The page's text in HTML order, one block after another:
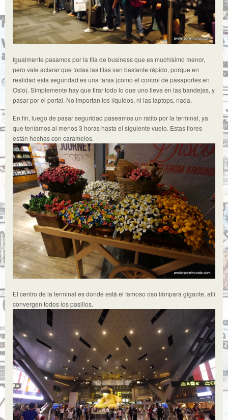
Igualmente pasamos por la fila de business que es muchísimo menor,
pero vale aclarar que todas las filas van bastante rápido, porque en
realidad esta seguridad es una farsa (como el control de pasaportes en
Oslo). Simplemente hay que tirar todo lo que uno lleva en las bandejas, y
pasar por el portal. No importan los líquidos, ni las laptops, nada.
En fin, luego de pasar seguridad paseamos un ratito por la terminal, ya
que teníamos al menos 3 horas hasta el siguiente vuelo. Estas flores
están hechas con caramelos.
El centro de la terminal es donde está el famoso oso lámpara gigante, allí
convergen todos los pasillos.